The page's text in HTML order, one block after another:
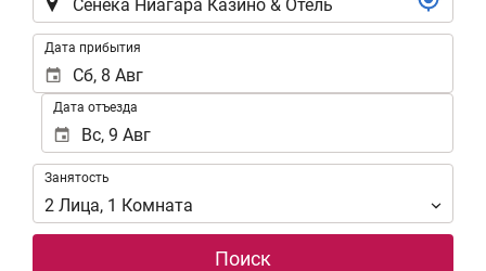
Дата прибытия
Дата отъезда
Занятость
Занятость
2 Лица, 1 Комната
Поиск